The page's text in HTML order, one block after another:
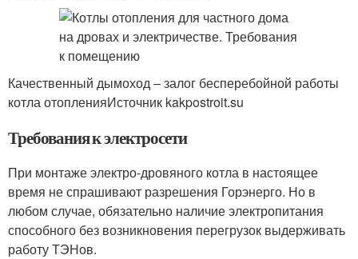
Качественный дымоход – залог бесперебойной работы
котла отопленияИсточник kakpostroit.su
Требования к электросети
При монтаже электро-дровяного котла в настоящее
время не спрашивают разрешения Горэнерго. Но в
любом случае, обязательно наличие электропитания
способного без возникновения перегрузок выдерживать
работу ТЭНов.